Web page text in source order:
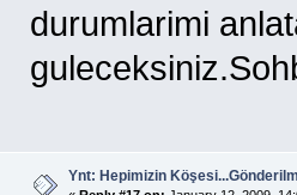
durumlarimi
Ynt: Hepimizin